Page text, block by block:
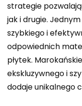
strategie
jak i drugie.
szybkiego i
odpowiednich
płytek.
ekskluzywnego i
dodaje unikalnego